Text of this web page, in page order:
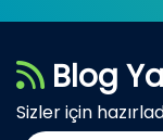
Blog
Sizler için